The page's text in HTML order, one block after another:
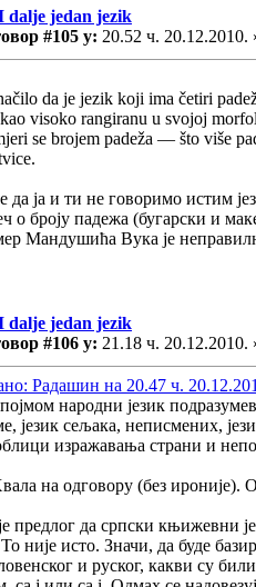
dalje jedan jezik
#105 у: 20.52 ч. 20.12.2010.
da je jezik koji ima četiri
kao visoko rangiranu u svojoj
se brojem padeža — što više
да ја и ти не говоримо истим
о броју падежа (бугарски и
Мандушића Вука је
dalje jedan jezik
#106 у: 21.18 ч. 20.12.2010.
Радашин на 20.47 ч.
народни језик
језик сељака, неписмених,
изражавања страни и
на одговору (без ироније).
предлог да српски књижевни
То није исто. Значи, да буде
и руског, какви су